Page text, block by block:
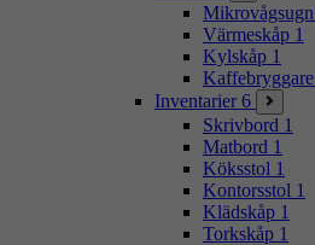
Mikrovågsugn
Värmeskåp 1
Kylskåp 1
Kaffebryggare
Inventarier 6
Skrivbord 1
Matbord 1
Köksstol 1
Kontorsstol 1
Klädskåp 1
Torkskåp 1